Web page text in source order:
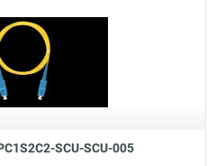
SCU-SCU-005